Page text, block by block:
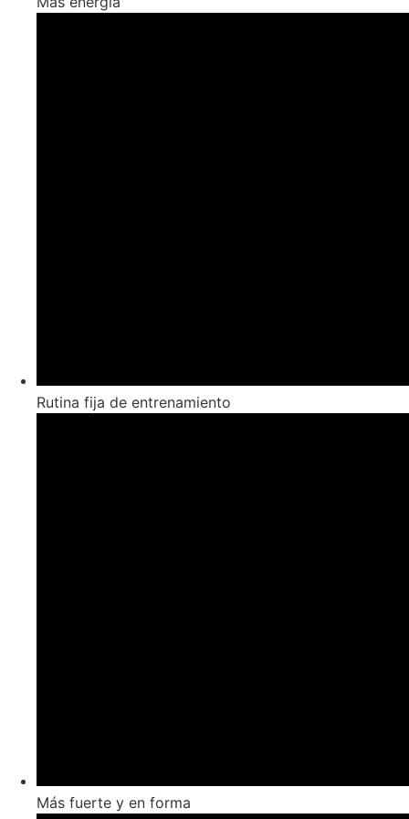
Rutina fija de entrenamiento
Más fuerte y en forma